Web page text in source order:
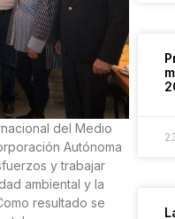
del Medio
Autónoma
y trabajar
ambiental y la
resultado se